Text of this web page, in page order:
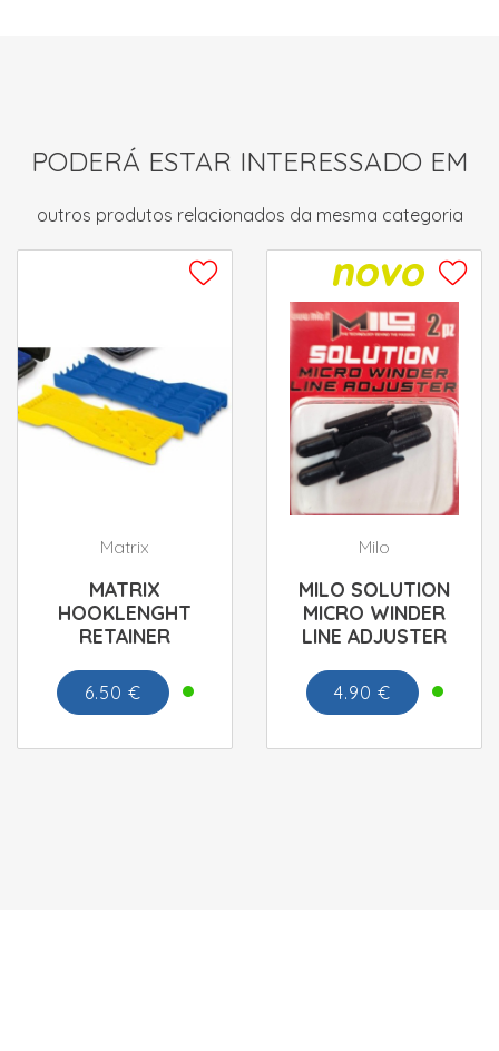
PODERÁ ESTAR INTERESSADO EM
outros produtos relacionados da mesma categoria
Matrix
MATRIX
HOOKLENGHT
RETAINER
6.50 €
Milo
MILO SOLUTION
MICRO WINDER
LINE ADJUSTER
4.90 €